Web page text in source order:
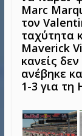
Marc
τον
ταχύτητα
Maverick
κανείς
ανέβηκε
1-3 για τη